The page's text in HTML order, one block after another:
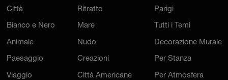
Città
Bianco e Nero
Animale
Paesaggio
Viaggio
Ritratto
Mare
Nudo
Creazioni
Città Americane
Parigi
Tutti i Temi
Decorazione Murale
Per Stanza
Per Atmosfera